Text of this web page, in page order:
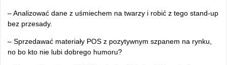
– Analizować dane z uśmiechem na twarzy i robić z tego stand-up
bez przesady.
– Sprzedawać materiały POS z pozytywnym szpanem na rynku,
no bo kto nie lubi dobrego humoru?